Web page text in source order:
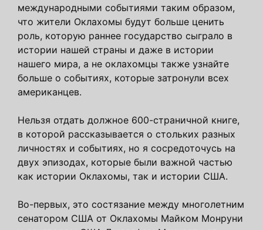
международными событиями таким образом,
что жители Оклахомы будут больше ценить
роль, которую раннее государство сыграло в
истории нашей страны и даже в истории
нашего мира, а не оклахомцы также узнайте
больше о событиях, которые затронули всех
американцев.
Нельзя отдать должное 600-страничной книге,
в которой рассказывается о стольких разных
личностях и событиях, но я сосредоточусь на
двух эпизодах, которые были важной частью
как истории Оклахомы, так и истории США.
Во-первых, это состязание между многолетним
сенатором США от Оклахомы Майком Монруни